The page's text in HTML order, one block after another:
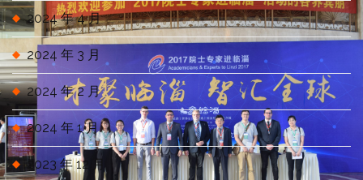
2024 年 4 月
2024 年 3 月
2024 年 2 月
2024 年 1 月
2023 年 12 月